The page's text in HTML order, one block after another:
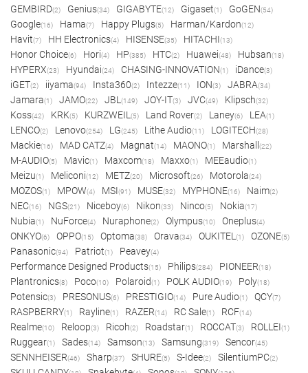
GEMBIRD(2) Genius(34) GIGABYTE(12) Gigaset(1) GoGEN(54)
Google(16) Hama(7) Happy Plugs(5) Harman/Kardon(12)
Havit(7) HH Electronics(4) HISENSE(35) HITACHI(13)
Honor Choice(6) Hori(4) HP(385) HTC(2) Huawei(48) Hubsan(18)
HYPERX(23) Hyundai(24) CHASING-INNOVATION(1) iDance(3)
iGET(2) iiyama(94) Insta360(2) Intezze(11) ION(3) JABRA(34)
Jamara(1) JAMO(22) JBL (149) JOY-IT(3) JVC(49) Klipsch(32)
Koss(42) KRK(5) KURZWEIL (5) Land Rover(2) Laney(6) LEA(1)
LENCO(2) Lenovo(254) LG(245) Lithe Audio(11) LOGITECH(28)
Mackie(16) MAD CATZ(4) Magnat(14) MAONO(1) Marshall (22)
M-AUDIO(5) Mavic(1) Maxcom(18) Maxxo(1) MEEaudio(1)
Meizu(1) Meliconi(12) METZ(20) Microsoft(26) Motorola(24)
MOZOS(1) MPOW(4) MSI(91) MUSE(32) MYPHONE(16) Naim(2)
NEC(16) NGS(21) Niceboy(6) Nikon(33) Ninco(5) Nokia(17)
Nubia(1) NuForce(4) Nuraphone(2) Olympus(10) Oneplus(4)
ONKYO(6) OPPO(15) Optoma(38) Orava(34) OUKITEL (1) OZONE(5)
Panasonic(94) Patriot(1) Peavey(4)
Performance Designed Products(15) Philips(284) PIONEER(18)
Plantronics(8) Poco(10) Polaroid(1) POLK AUDIO(19) Poly(18)
Potensic(3) PRESONUS(6) PRESTIGIO(14) Pure Audio(1) QCY(7)
RASPBERRY(1) Rayline(1) RAZER(14) RC Sale(1) RCF(14)
Realme(10) Reloop(3) Ricoh(2) Roadstar(1) ROCCAT(3) ROLLEI(1)
Ruggear(1) Sades(14) Samson(13) Samsung(319) Sencor(45)
SENNHEISER(46) Sharp(37) SHURE(5) S-Idee(2) SilentiumPC(2)